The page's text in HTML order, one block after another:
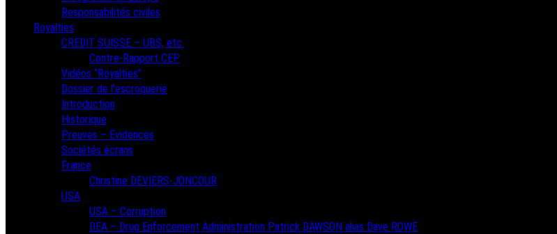
Responsabilités civiles
Royalties
CREDIT SUISSE – UBS, etc.
Contre-Rapport CEP
Vidéos “Royalties”
Dossier de l’escroquerie
Introduction
Historique
Preuves – Evidences
Sociétés écrans
France
Christine DEVIERS-JONCOUR
USA
USA – Corruption
DEA – Drug Enforcement Administration Patrick DAWSON alias Dave ROWE